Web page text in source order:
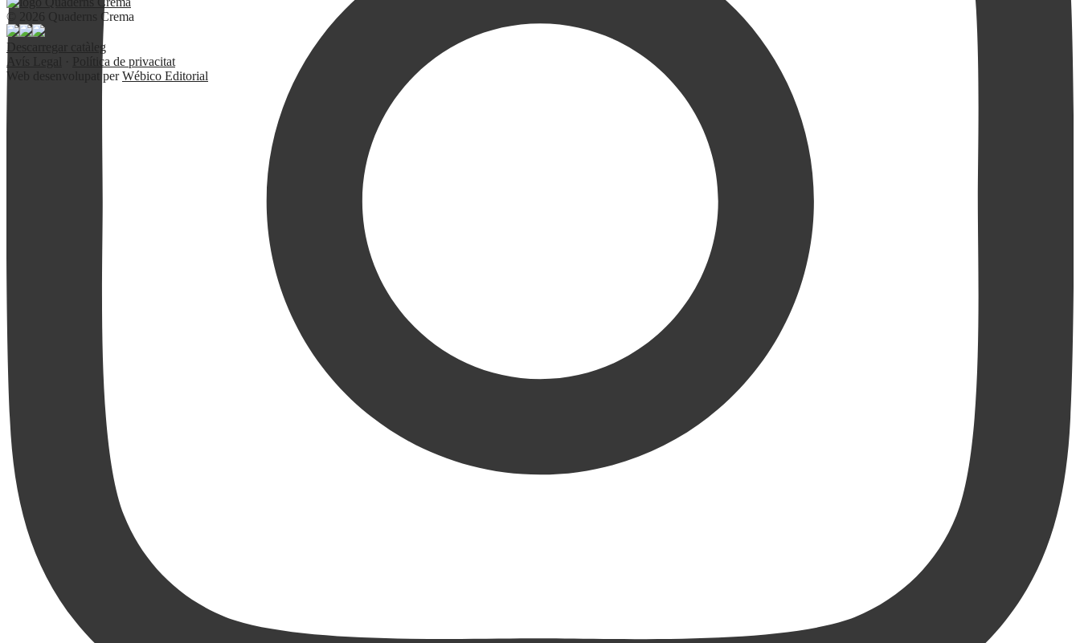
© 2026 Quaderns Crema
Descarregar catàleg
Avís Legal
Política de privacitat
Web desenvolupat perWébico Editorial